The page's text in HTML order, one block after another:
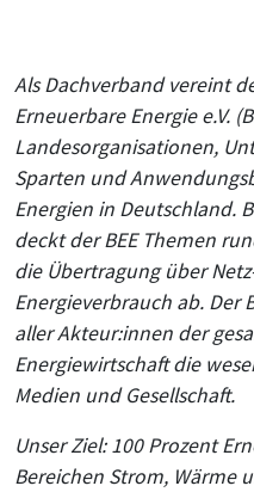
Als Dachverband vereint
Erneuerbare Energie e.V.
Landesorganisationen,
Sparten und
Energien in Deutschland.
deckt der BEE Themen
die Übertragung über
Energieverbrauch ab. Der
aller Akteur:innen der
Energiewirtschaft die
Medien und Gesellschaft.
Unser Ziel: 100 Prozent
Bereichen Strom, Wärme